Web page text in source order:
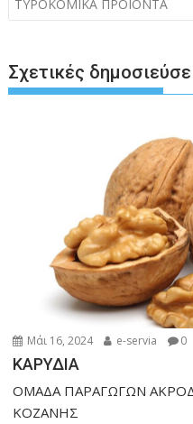
o g
er
ΤΥΡΟΚΟΜΙΚΑ ΠΡΟΙΟΝΤΑ
Σχετικές
Μάι 16, 2024 e-servia 0
ΚΑΡΥΔΙΑ
ΟΜΑΔΑ ΠΑΡΑΓΩΓΩΝ
ΚΟΖΑΝΗΣ